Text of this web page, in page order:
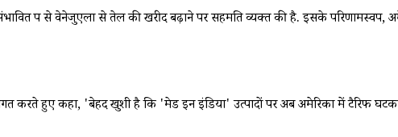
रूप से वेनेजुएला से तेल की खरीद बढ़ाने पर सहमति व्यक्त की है. इसके परिणामस्वरूप,
करते हुए कहा, 'बेहद खुशी है कि 'मेड इन इंडिया' उत्पादों पर अब अमेरिका में टैरिफ